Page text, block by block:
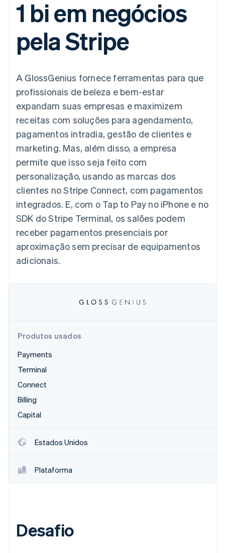
Authorization
Boost
de aceitação
Link
Automação
contábil
Stripe Sigma
Relatórios
personalizados
de dados
Mais
Product roadmap
Veja o que está chegando
Radar
Prevenção de fraudes
Atlas
Incorporação de startups
Climate
Remoção de carbono
Marketplaces
Gestão dos valores
Plataformas
SaaS
Por setor
Empresas de IA
Economia de criadores
Jogos
Hospitalidade, viagens
Seguros
Mídia e entretenimento
Organizações sem fins
lucrativos
Serviços profissionais
Setor público
Varejo
Ecossistema
Gerenciar assinaturas
Ofereça cobrança por
uso
Emita cartões
respaldados por
stablecoins
Recursos
Integrações de
aplicativos
Exemplos de códigos
Blog de
desenvolvedores
Status da API
Plano de ação do
produto
Conferência anual das
sessões
Carreiras
Contato
Fale com a equipe de
vendas
Seja um parceiro
1 bi em negócios
pela Stripe
A GlossGenius fornece ferramentas para que
profissionais de beleza e bem-estar
expandam suas empresas e maximizem
receitas com soluções para agendamento,
pagamentos intradia, gestão de clientes e
marketing. Mas, além disso, a empresa
permite que isso seja feito com
personalização, usando as marcas dos
clientes no Stripe Connect, com pagamentos
integrados. E, com o Tap to Pay no iPhone e no
SDK do Stripe Terminal, os salões podem
receber pagamentos presenciais por
aproximação sem precisar de equipamentos
adicionais.
Produtos usados
Payments
Terminal
Connect
Billing
Capital
Estados Unidos
Plataforma
Desafio